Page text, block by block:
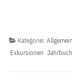
Kategorie: Allgemein
Exkursionen